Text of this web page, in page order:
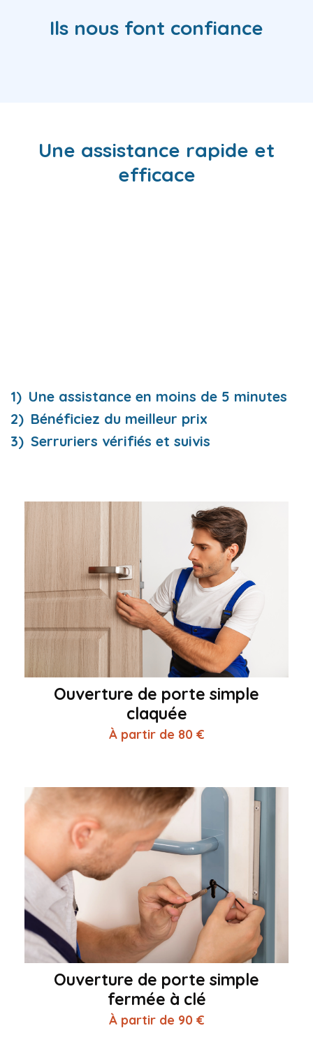
Ils nous font confiance
Une assistance rapide et
efficace
Une assistance en moins de 5 minutes
Bénéficiez du meilleur prix
Serruriers vérifiés et suivis
Ouverture de porte simple
claquée
À partir de 80 €
Ouverture de porte simple
fermée à clé
À partir de 90 €